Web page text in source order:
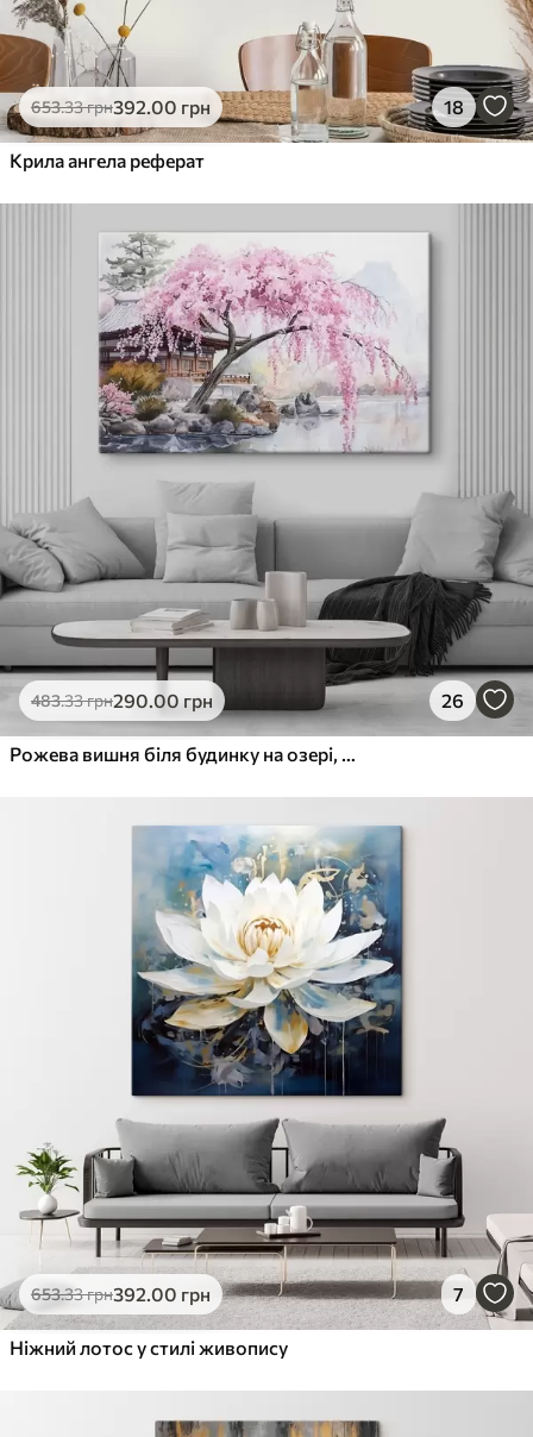
653.33грн392.00 грн 18
Крила ангела реферат
483.33грн290.00 грн 26
Рожева вишня біля будинку на озері, Японія, східний стиль, акварель
653.33грн392.00 грн 7
Ніжний лотос у стилі живопису